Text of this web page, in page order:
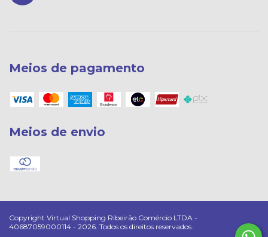
Meios de pagamento
Meios de envio
Copyright Virtual Shopping Ribeirão Comércio LTDA -
40687059000114 - 2026. Todos os direitos reservados.